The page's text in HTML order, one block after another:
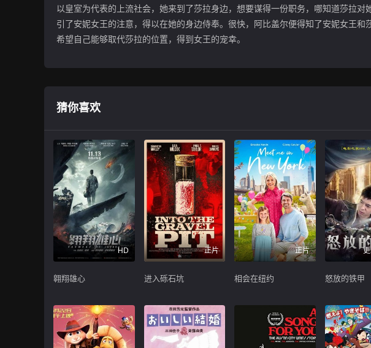
以皇室为代表的上流社会，她来到了莎拉身边，想要谋得一份职务，哪知道莎
引了安妮女王的注意，得以在她的身边侍奉。很快，阿比盖尔便得知了安妮女王和
希望自己能够取代莎拉的位置，得到女王的宠幸。
猜你喜欢
HD
翱翔雄心
正片
进入砾石坑
正片
相会在纽约 怒放的铁甲